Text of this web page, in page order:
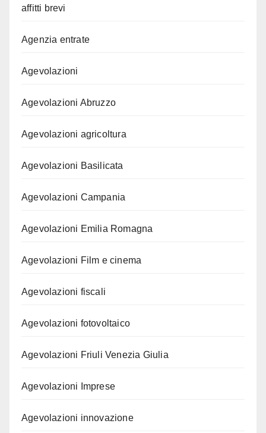
affitti brevi
Agenzia entrate
Agevolazioni
Agevolazioni Abruzzo
Agevolazioni agricoltura
Agevolazioni Basilicata
Agevolazioni Campania
Agevolazioni Emilia Romagna
Agevolazioni Film e cinema
Agevolazioni fiscali
Agevolazioni fotovoltaico
Agevolazioni Friuli Venezia Giulia
Agevolazioni Imprese
Agevolazioni innovazione